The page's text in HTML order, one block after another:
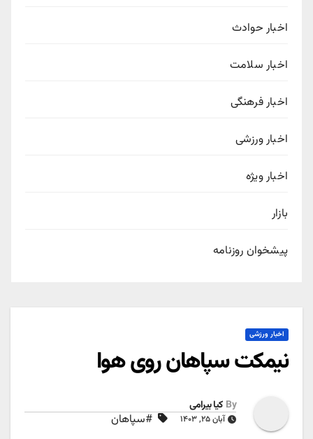
اخبار حوادث
اخبار سلامت
اخبار فرهنگی
اخبار ورزشی
اخبار ویژه
بازار
پیشخوان روزنامه
اخبار ورزشی
نیمکت سپاهان روی هوا
By کیا بیرامی
آبان ۲۵, ۱۴۰۳ #سپاهان